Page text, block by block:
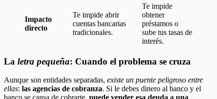
Impacto
directo
Te impide abrir
cuentas bancarias
tradicionales.
Te impide
obtener
préstamos o
sube tus tasas de
interés.
La letra pequeña: Cuando el problema se cruza
Aunque son entidades separadas, existe un puente peligroso entre
ellas: las agencias de cobranza. Si le debes dinero al banco y el